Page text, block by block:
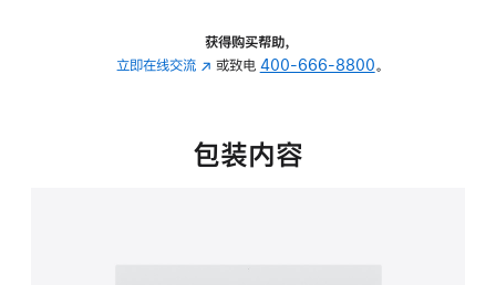
的
获得购买帮助，
立即在线交流 (在
中
或致电 400-666-8800。
包装内容